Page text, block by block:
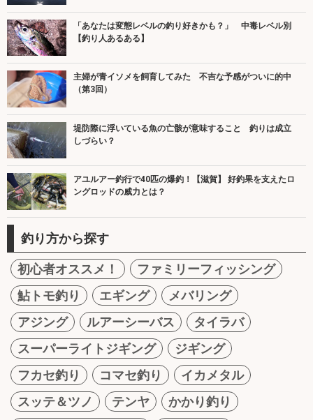
「あなたは変態レベルの釣り好きかも？」 中毒レベル別
【釣り人あるある】
主婦が青イソメを飼育してみた 不吉な予感がついに的中
（第3回）
堤防際に浮いている魚の亡骸が意味すること 釣りは成立
しづらい？
アユルアー釣行で40匹の爆釣！【滋賀】 好釣果を支えたロ
ングロッドの威力とは？
釣り方から探す
初心者オススメ！
ファミリーフィッシング
鮎トモ釣り
エギング
メバリング
アジング
ルアーシーバス
タイラバ
スーパーライトジギング
ジギング
フカセ釣り
コマセ釣り
イカメタル
スッテ＆ツノ
テンヤ
かかり釣り